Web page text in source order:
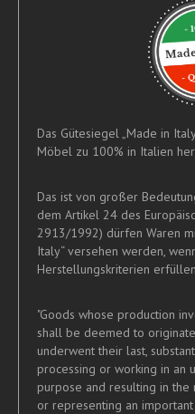
Das Gütesiegel „Made in
Möbel zu 100% in Italien
Das ist von großer
dem Artikel 24 des
2913/1992) dürfen Waren
Italy“ versehen werden,
Herstellungskriterien
"Goods whose production
shall be deemed to
underwent their last,
processing or working in an
purpose and resulting in
or representing an